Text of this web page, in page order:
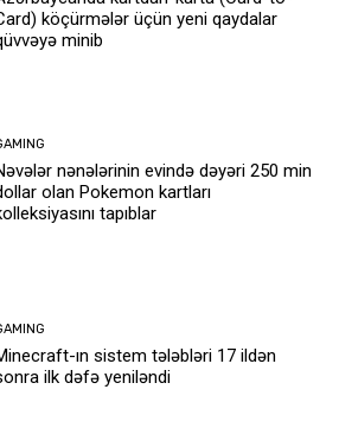
köçürmələr üçün yeni qaydalar
minib
nənələrinin evində dəyəri 250 min
olan Pokemon kartları
tapıblar
ın sistem tələbləri 17 ildən
ilk dəfə yeniləndi